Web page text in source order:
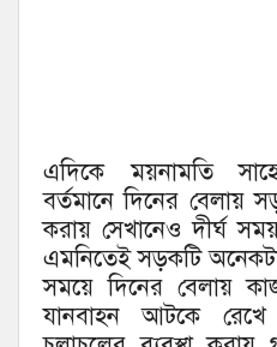
এদিকে ময়নামতি
বর্তমানে দিনের বেলায়
করায় সেখানেও দীর্ঘ
এমনিতেই সড়কটি
সময়ে দিনের বেলায়
যানবাহন আটকে